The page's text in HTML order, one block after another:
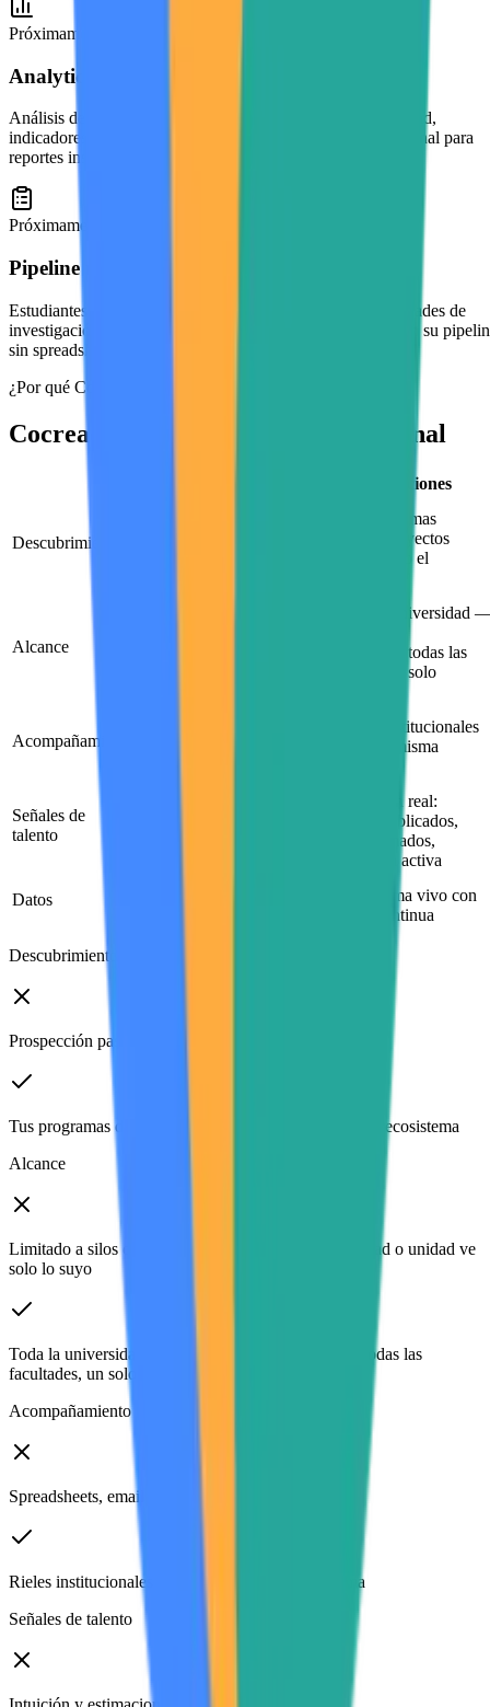
Próximamente
Analytics institucionales avanzados
Análisis de tendencias, patrones de colaboración interfacultad,
indicadores de salud del ecosistema y seguimiento longitudinal para
reportes institucionales.
Próximamente
Pipeline unificado de postulaciones
Estudiantes postulan a programas, incubadoras y oportunidades de
investigación desde la plataforma. Los programas gestionan su
sin spreadsheets.
¿Por qué Cocreaciones?
Cocreaciones vs. el enfoque tradicional
Cocreaciones
Descubrimiento
Tus programas
descubren proyectos
activos en todo el
Alcance
Toda la universidad
investigación, todas las
facultades, un solo
Acompañamiento
Rieles institucionales
dentro de la misma
Señales de
talento
Ejecución real:
proyectos publicados,
equipos formados,
colaboración activa
Datos
Ecosistema vivo con
actividad continua
Descubrimiento
Prospección pasiva y manual de talento
Tus programas descubren proyectos activos en todo el ecosistema
Alcance
Limitado a silos operacionales: cada programa, facultad o unidad ve
solo lo suyo
Toda la universidad — innovación e investigación, todas las
facultades, un solo ecosistema
Acompañamiento
Spreadsheets, emails, reuniones ad-hoc
Rieles institucionales dentro de la misma plataforma
Señales de talento